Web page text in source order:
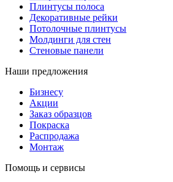
Плинтусы полоса
Декоративные рейки
Потолочные плинтусы
Молдинги для стен
Стеновые панели
Наши предложения
Бизнесу
Акции
Заказ образцов
Покраска
Распродажа
Монтаж
Помощь и сервисы